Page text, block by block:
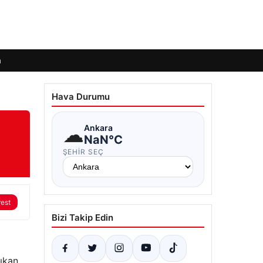
Hava Durumu
☁Ankara
NaN°C
ŞEHIR SEÇ
Bizi Takip Edin